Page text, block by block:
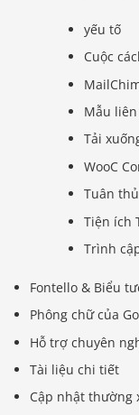
yếu tố
Cuộc
Mẫu
Tải
WooC
Tuân thủ
Tiện ích
Trình
Fontello & Biểu
Phông chữ của
Hỗ trợ chuyên
Tài liệu chi tiết
Cập nhật thường